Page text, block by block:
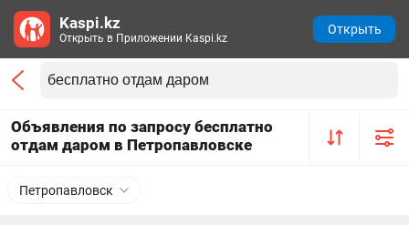
Объявления по запросу бесплатно
отдам даром в Петропавловске
Петропавловск
Kaspi.kz
Открыть в Приложении Kaspi.kz
Открыть